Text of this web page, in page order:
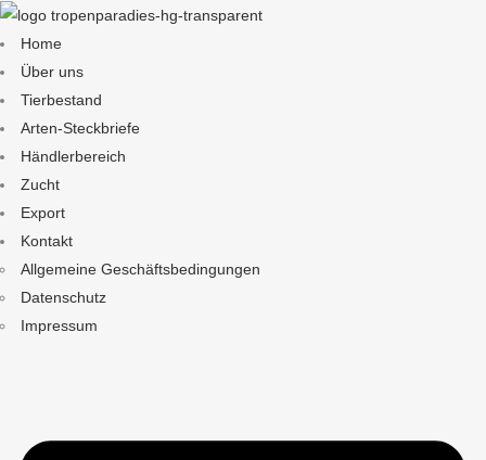
Home
Über uns
Tierbestand
Arten-Steckbriefe
Händlerbereich
Zucht
Export
Kontakt
Allgemeine Geschäftsbedingungen
Datenschutz
Impressum